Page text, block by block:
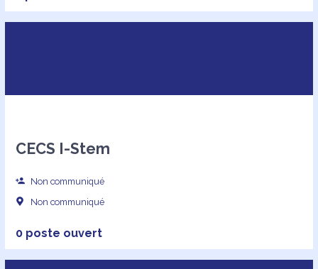
CECS I-Stem
Non communiqué
Non communiqué
0 poste ouvert